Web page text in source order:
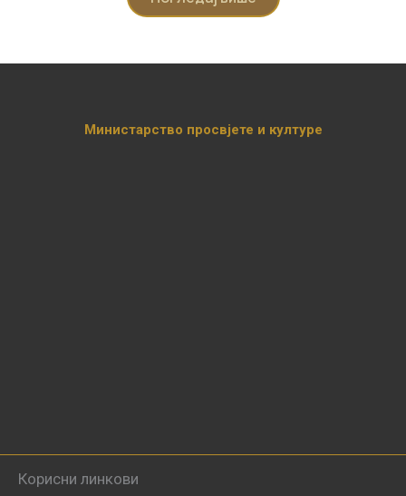
Министарство просвјете и културе
Корисни линкови